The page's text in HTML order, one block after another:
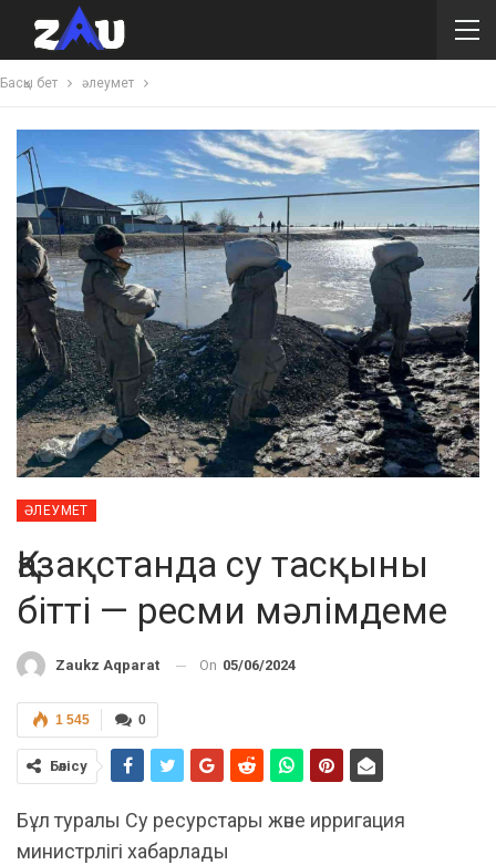
Басқы бет әлеумет
ӘЛЕУМЕТ
Қазақстанда су тасқыны
бітті — ресми мәлімдеме
Zaukz Aqparat On 05/06/2024
0
1 545
Бөлісу
Бұл туралы Су ресурстары және ирригация
министрлігі хабарлады